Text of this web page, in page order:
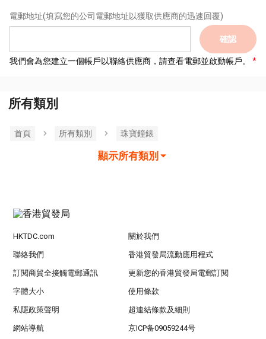
電郵地址(填寫您的公司電郵地址以獲取供應商的迅速回覆)
確認
我們會為您建立一個帳戶以聯絡供應商，請查看電郵並啟動帳戶。
所有類別
首頁 所有類別 珠寶鐘錶
顯示所有類別
HKTDC.com 關於我們
聯絡我們 香港貿發局流動應用程式
訂閱商貿全接觸電郵通訊 更新您的香港貿發局電郵訂閱
字體大小 使用條款
私隱政策聲明 超連結條款及細則
網站導航 京ICP备09059244号